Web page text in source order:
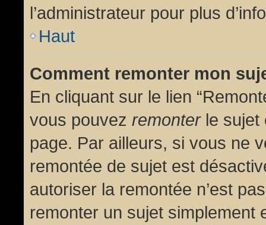
l’administrateur pour plus
Haut
Comment remonter mon
En cliquant sur le lien
vous pouvez remonterle sujet
page. Par ailleurs, si vous ne
remontée de sujet est
autoriser la remontée n’est
remonter un sujet simplement